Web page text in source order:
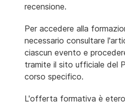
recensione.
Per accedere alla
necessario consultare
ciascun evento e
tramite il sito ufficiale del
corso specifico.
L'offerta formativa è